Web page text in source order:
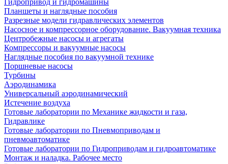
Гидропривод и гидромашины
Планшеты и наглядные пособия
Разрезные модели гидравлических элементов
Насосное и компрессорное оборудование. Вакуумная техника
Центробежные насосы и агрегаты
Компрессоры и вакуумные насосы
Наглядные пособия по вакуумной технике
Поршневые насосы
Турбины
Аэродинамика
Универсальный аэродинамический
Истечение воздуха
Готовые лаборатории по Механике жидкости и газа,
Гидравлике
Готовые лаборатории по Пневмоприводам и
пневмоавтоматике
Готовые лаборатории по Гидроприводам и гидроавтоматике
Монтаж и наладка. Рабочее место